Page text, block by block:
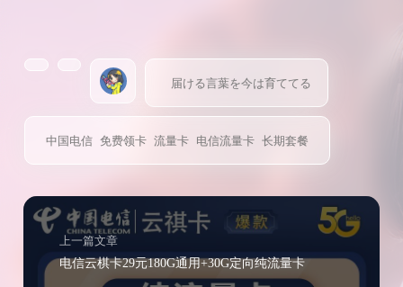
届ける言葉を今は育ててる
中国电信 免费领卡 流量卡 电信流量卡 长期套餐
上一篇文章
电信云棋卡29元180G通用+30G定向纯流量卡